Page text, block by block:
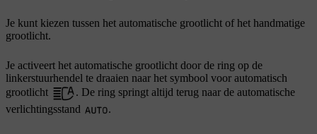
Je kunt kiezen tussen het automatische grootlicht of het handmatige
grootlicht.
Je activeert het automatische grootlicht door de ring op de
linkerstuurhendel te draaien naar het symbool voor automatisch
grootlicht
. De ring springt altijd terug naar de automatische
verlichtingsstand
.